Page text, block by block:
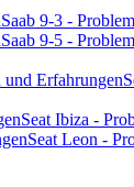
Saab 9-3 -
Saab 9-5 -
Erfahrungen
Seat Ibiza -
Seat Leon -